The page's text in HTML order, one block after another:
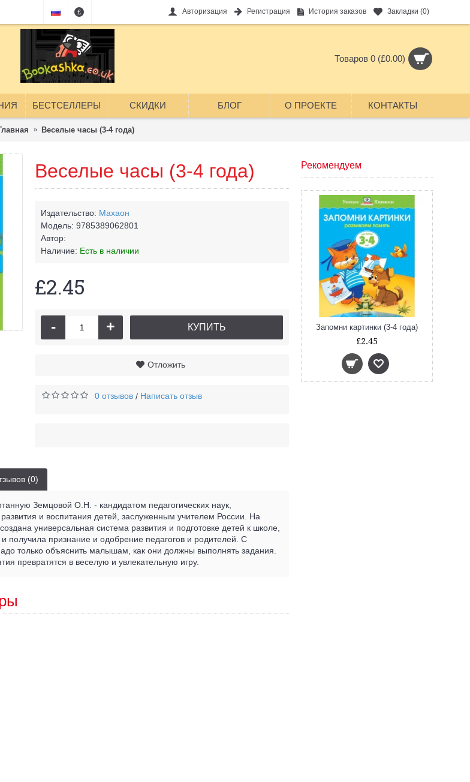
£ Авторизация Регистрация История заказов Закладки (0)
Товаров 0 (£0.00)
БЕСТСЕЛЛЕРЫ СКИДКИ БЛОГ О ПРОЕКТЕ КОНТАКТЫ
Веселые часы (3-4 года)
Рекомендуем
Запомни картинки (3-4 года)
£2.45
Веселые часы (3-4 года)
Издательство: Махаон
Модель: 9785389062801
Автор:
Наличие: Есть в наличии
£2.45
- + КУПИТЬ
Отложить
0 отзывов / Написать отзыв
(0)
Земцовой О.Н. - кандидатом педагогических наук,
и воспитания детей, заслуженным учителем России. На
универсальная система развития и подготовке детей к школе,
получила признание и одобрение педагогов и родителей. С
только объяснить малышам, как они должны выполнять задания.
превратятся в веселую и увлекательную игру.